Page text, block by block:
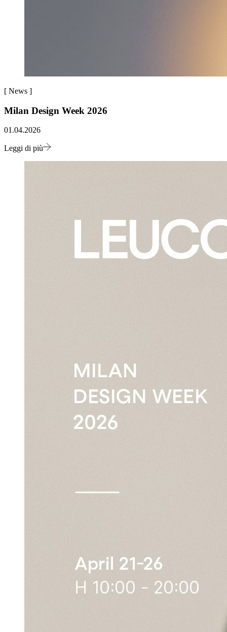
[ News ]
Milan Design Week 2026
01.04.2026
Leggi di più